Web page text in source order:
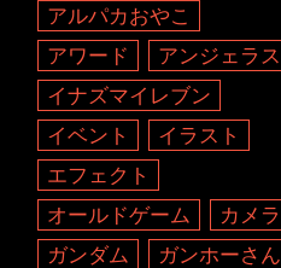
アルパカおやこ
アワード
アンジェラス
イナズマイレブン
イベント
イラスト
エフェクト
オールドゲーム
カメラ
ガンダム
ガンホーさん